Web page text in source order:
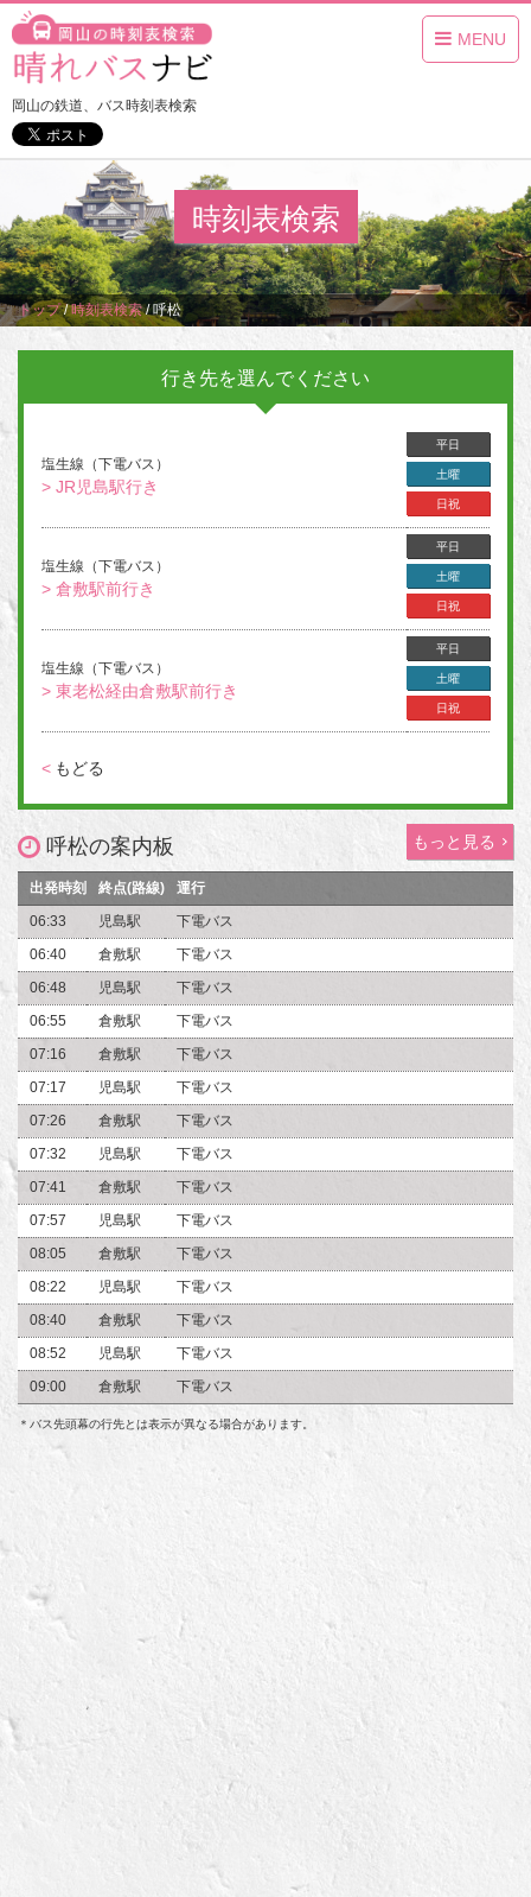
MENU
岡山の鉄道、バス時刻表検索
時刻表検索
トップ/時刻表検索/呼松
行き先を選んでください
塩生線（下電バス）
> JR児島駅行き
平日
土曜
日祝
塩生線（下電バス）
> 倉敷駅前行き
平日
土曜
日祝
塩生線（下電バス）
> 東老松経由倉敷駅前行き
平日
土曜
日祝
< もどる
呼松の案内板 もっと見る
出発時刻 終点(路線)
運行
06:33
児島駅
下電バス
06:40
倉敷駅
下電バス
06:48
児島駅
下電バス
06:55
倉敷駅
下電バス
07:16
倉敷駅
下電バス
07:17
児島駅
下電バス
07:26
倉敷駅
下電バス
07:32
児島駅
下電バス
07:41
倉敷駅
下電バス
07:57
児島駅
下電バス
08:05
倉敷駅
下電バス
08:22
児島駅
下電バス
08:40
倉敷駅
下電バス
08:52
児島駅
下電バス
09:00
倉敷駅 下電バス
＊バス先頭幕の行先とは表示が異なる場合があります。